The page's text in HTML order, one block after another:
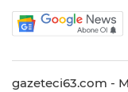
gazeteci63.com -